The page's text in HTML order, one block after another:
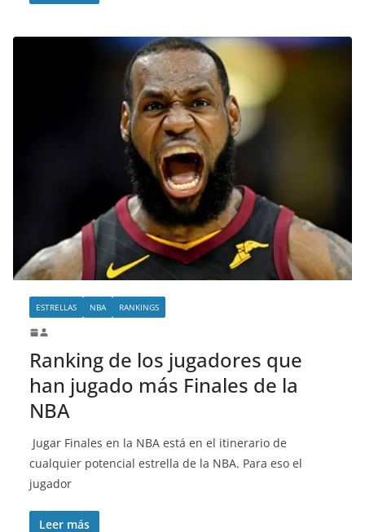
ESTRELLAS NBA RANKINGS
Ranking de los jugadores que
han jugado más Finales de la
NBA
Jugar Finales en la NBA está en el itinerario de
cualquier potencial estrella de la NBA. Para eso el
jugador
Leer más